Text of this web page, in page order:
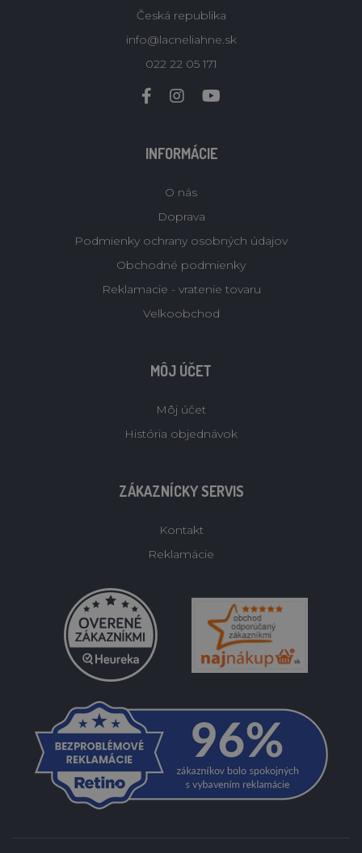
Česká republika
info@lacneliahne.sk
022 22 05 171
INFORMÁCIE
O nás
Doprava
Podmienky ochrany osobných údajov
Obchodné podmienky
Reklamacie - vratenie tovaru
Velkoobchod
MÔJ ÚČET
Môj účet
História objednávok
ZÁKAZNÍCKY SERVIS
Kontakt
Reklamácie